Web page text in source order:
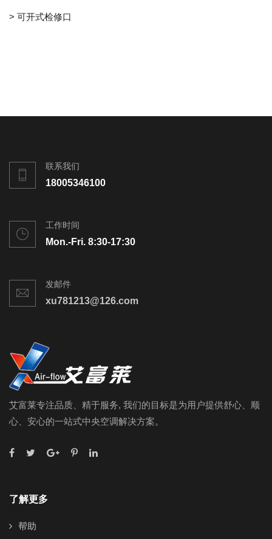
> 可开式检修口
联系我们
18005346100
工作时间
Mon.-Fri. 8:30-17:30
发邮件
xu781213@126.com
艾富莱专注品质、精于服务, 我们的目标是为用户提供舒心、顺
心、安心的一站式中央空调解决方案。
了解更多
帮助